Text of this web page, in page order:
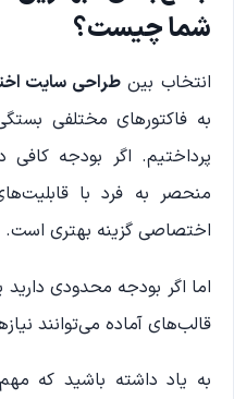
شما چیست؟
انتخاب بینطراحی سایت
به فاکتورهای مختلفی
پرداختیم. اگر بودجه کافی
منحصر به فرد با
اختصاصی گزینه بهتری است.
اما اگر بودجه محدودی
قالب‌های آماده می‌توانند
به یاد داشته باشید که